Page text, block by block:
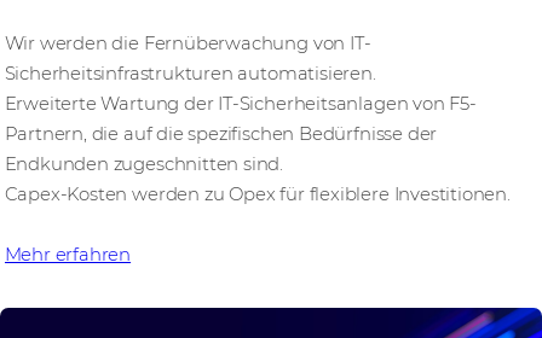
Wir werden die Fernüberwachung von IT-
Sicherheitsinfrastrukturen automatisieren.
Erweiterte Wartung der IT-Sicherheitsanlagen von F5-
Partnern, die auf die spezifischen Bedürfnisse der
Endkunden zugeschnitten sind.
Capex-Kosten werden zu Opex für flexiblere Investitionen.
Mehr erfahren